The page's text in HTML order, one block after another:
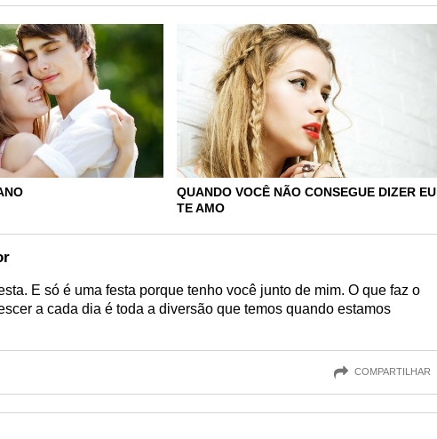
QUANDO VOCÊ NÃO CONSEGUE DIZER EU
TE AMO
E só é uma festa porque tenho você junto de mim. O que faz o
a cada dia é toda a diversão que temos quando estamos
COMPARTILHAR